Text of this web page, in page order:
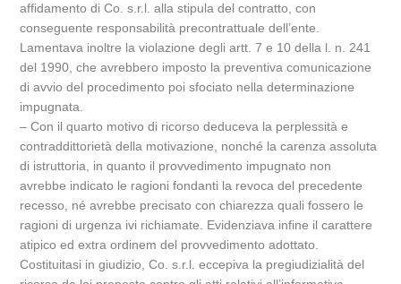
affidamento di Co. s.r.l. alla stipula del contratto, con
conseguente responsabilità precontrattuale dell’ente.
Lamentava inoltre la violazione degli artt. 7 e 10 della l. n. 241
del 1990, che avrebbero imposto la preventiva comunicazione
di avvio del procedimento poi sfociato nella determinazione
impugnata.
– Con il quarto motivo di ricorso deduceva la perplessità e
contraddittorietà della motivazione, nonché la carenza assoluta
di istruttoria, in quanto il provvedimento impugnato non
avrebbe indicato le ragioni fondanti la revoca del precedente
recesso, né avrebbe precisato con chiarezza quali fossero le
ragioni di urgenza ivi richiamate. Evidenziava infine il carattere
atipico ed extra ordinem del provvedimento adottato.
Costituitasi in giudizio, Co. s.r.l. eccepiva la pregiudizialità del